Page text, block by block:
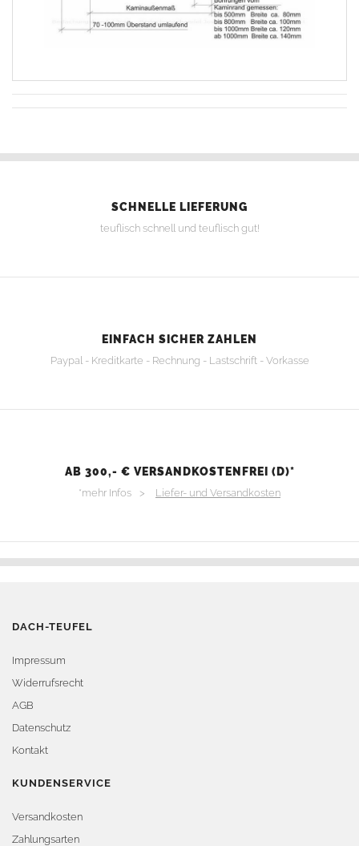
SCHNELLE LIEFERUNG
teuflisch schnell und teuflisch gut!
EINFACH SICHER ZAHLEN
Paypal - Kreditkarte - Rechnung - Lastschrift - Vorkasse
AB 300,- € VERSANDKOSTENFREI (D)*
*mehr Infos > Liefer- und Versandkosten
DACH-TEUFEL
Impressum
Widerrufsrecht
AGB
Datenschutz
Kontakt
KUNDENSERVICE
Versandkosten
Zahlungsarten